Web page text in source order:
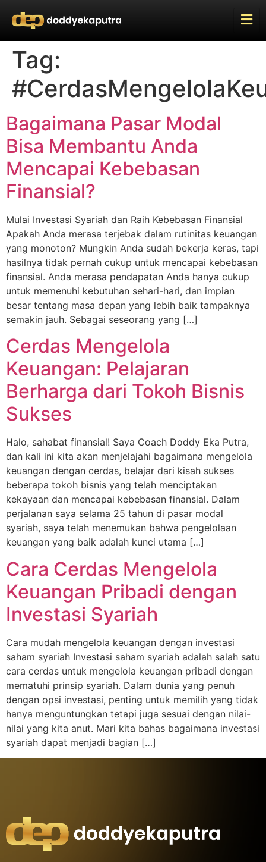
Tag:
Bagaimana Pasar Modal
Bisa Membantu Anda
Mencapai Kebebasan
Finansial?
Mulai Investasi Syariah dan Raih Kebebasan Finansial
Apakah Anda merasa terjebak dalam rutinitas keuangan
yang monoton? Mungkin Anda sudah bekerja keras, tapi
hasilnya tidak pernah cukup untuk mencapai kebebasan
finansial. Anda merasa pendapatan Anda hanya cukup
untuk memenuhi kebutuhan sehari-hari, dan impian
besar tentang masa depan yang lebih baik tampaknya
semakin jauh. Sebagai seseorang yang […]
Cerdas Mengelola
Keuangan: Pelajaran
Berharga dari Tokoh Bisnis
Sukses
Halo, sahabat finansial! Saya Coach Doddy Eka Putra,
dan kali ini kita akan menjelajahi bagaimana mengelola
keuangan dengan cerdas, belajar dari kisah sukses
beberapa tokoh bisnis yang telah menciptakan
kekayaan dan mencapai kebebasan finansial. Dalam
perjalanan saya selama 25 tahun di pasar modal
syariah, saya telah menemukan bahwa pengelolaan
keuangan yang baik adalah kunci utama […]
Cara Cerdas Mengelola
Keuangan Pribadi dengan
Investasi Syariah
Cara mudah mengelola keuangan dengan investasi
saham syariah Investasi saham syariah adalah salah satu
cara cerdas untuk mengelola keuangan pribadi dengan
mematuhi prinsip syariah. Dalam dunia yang penuh
dengan opsi investasi, penting untuk memilih yang tidak
hanya menguntungkan tetapi juga sesuai dengan nilai-
nilai yang kita anut. Mari kita bahas bagaimana investasi
syariah dapat menjadi bagian […]